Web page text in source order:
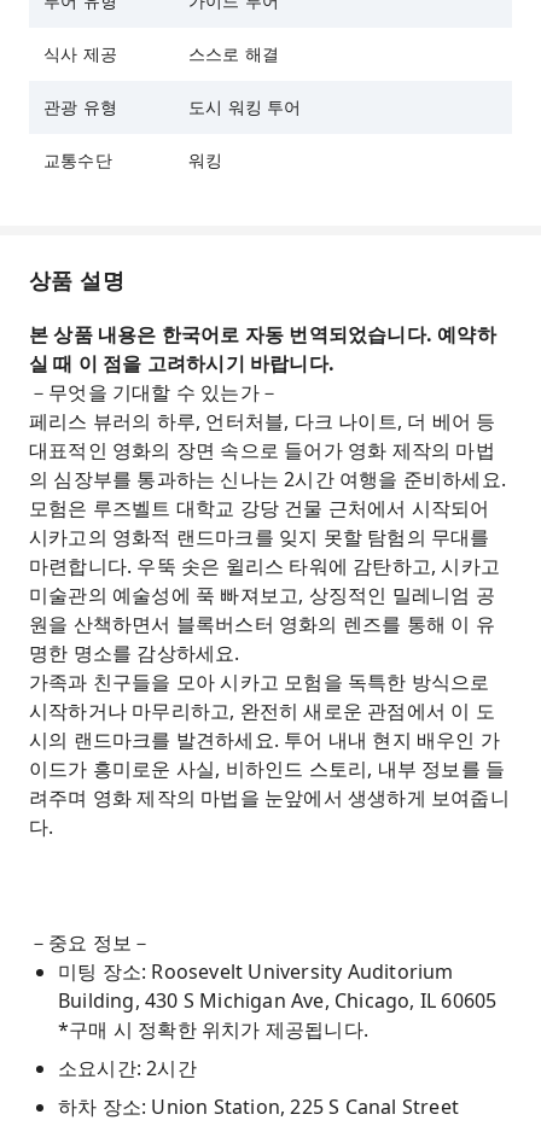
식사 제공 스스로 해결
관광 유형 도시 워킹 투어
교통수단 워킹
상품 설명
본 상품 내용은 한국어로 자동 번역되었습니다. 예약하
실 때 이 점을 고려하시기 바랍니다.
－무엇을 기대할 수 있는가－
페리스 뷰러의 하루, 언터처블, 다크 나이트, 더 베어 등
대표적인 영화의 장면 속으로 들어가 영화 제작의 마법
의 심장부를 통과하는 신나는 2시간 여행을 준비하세요.
모험은 루즈벨트 대학교 강당 건물 근처에서 시작되어
시카고의 영화적 랜드마크를 잊지 못할 탐험의 무대를
마련합니다. 우뚝 솟은 윌리스 타워에 감탄하고, 시카고
미술관의 예술성에 푹 빠져보고, 상징적인 밀레니엄 공
원을 산책하면서 블록버스터 영화의 렌즈를 통해 이 유
명한 명소를 감상하세요.
가족과 친구들을 모아 시카고 모험을 독특한 방식으로
시작하거나 마무리하고, 완전히 새로운 관점에서 이 도
시의 랜드마크를 발견하세요. 투어 내내 현지 배우인 가
이드가 흥미로운 사실, 비하인드 스토리, 내부 정보를 들
려주며 영화 제작의 마법을 눈앞에서 생생하게 보여줍니
다.
－중요 정보－
미팅 장소: Roosevelt University Auditorium
Building, 430 S Michigan Ave, Chicago, IL 60605
*구매 시 정확한 위치가 제공됩니다.
소요시간: 2시간
하차 장소: Union Station, 225 S Canal Street